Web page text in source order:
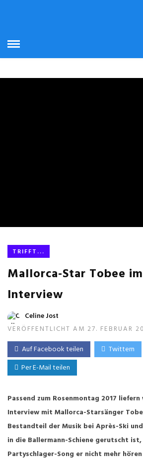
TRIFFT...
Mallorca-Star Tobee
Interview
Celine Jost
VERÖFFENTLICHT AM 27. FEBRUAR
Auf Facebook teilen
Twittern
Per E-Mail teilen
Passend zum Rosenmontag 2017
Interview mit Mallorca-Starsänger
Bestandteil der Musik bei Après-Ski
in die Ballermann-Schiene gerutscht
Partyschlager-Song er nicht mehr